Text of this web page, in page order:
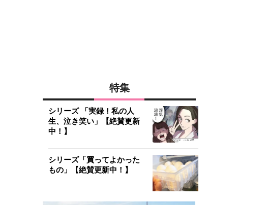
特集
シリーズ 「実録！私の人
生、泣き笑い」【絶賛更新
中！】
シリーズ「買ってよかった
もの」【絶賛更新中！】